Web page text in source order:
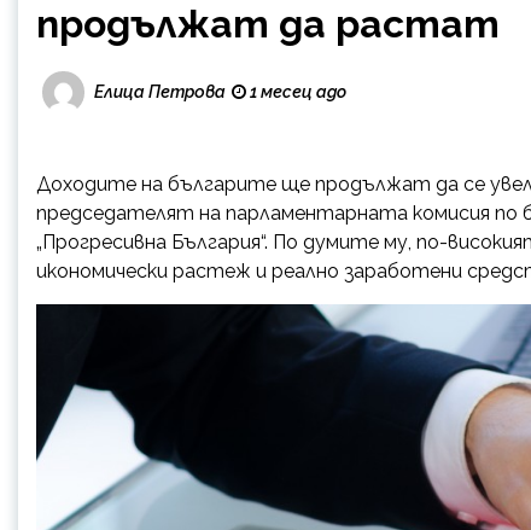
продължат да растат
Елица Петрова 1 месец ago
Доходите на българите ще продължат да се
председателят на парламентарната комисия
„Прогресивна България“. По думите му, по-
икономически растеж и реално заработени